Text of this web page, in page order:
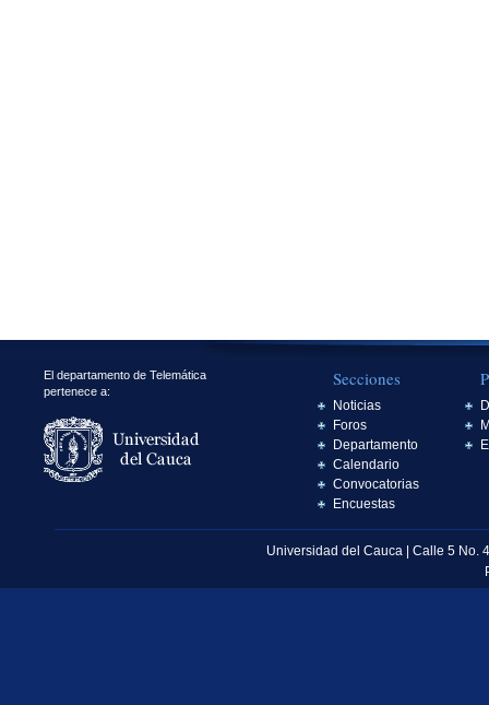
El departamento de Telemática
pertenece a:
Secciones
Noticias
Foros
Departamento
Calendario
Convocatorias
Encuestas
Universidad del Cauca | Calle 5 No.